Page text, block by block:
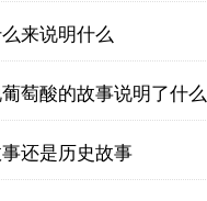
来说明什么
萄酸的故事说明了什么
还是历史故事